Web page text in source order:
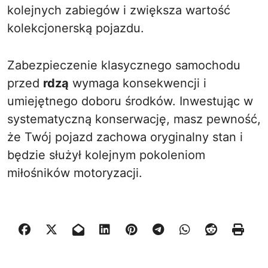
kolejnych zabiegów i zwiększa wartość
kolekcjonerską pojazdu.
Zabezpieczenie klasycznego samochodu
przed rdzą wymaga konsekwencji i
umiejętnego doboru środków. Inwestując w
systematyczną konserwację, masz pewność,
że Twój pojazd zachowa oryginalny stan i
będzie służył kolejnym pokoleniom
miłośników motoryzacji.